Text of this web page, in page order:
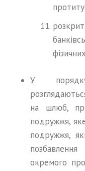
У
на шлюб,
подружжя,
подружжя,
окремого